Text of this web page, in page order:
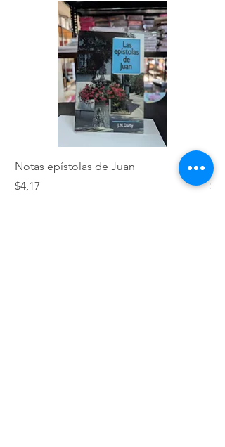
Notas epístolas de Juan
Precio
$4,17